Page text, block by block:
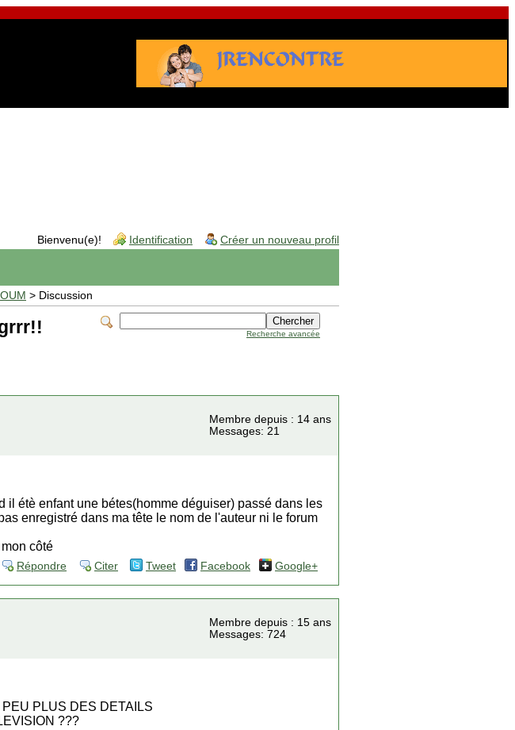
Bienvenu(e)! Identification Créer un nouveau profil
> Discussion
Recherche avancée
Membre depuis : 14 ans
Messages: 21
étè enfant une bétes(homme déguiser) passé dans les
enregistré dans ma tête le nom de l'auteur ni le forum
côté
Répondre Citer Tweet Facebook Google+
Membre depuis : 15 ans
Messages: 724
PLUS DES DETAILS
???